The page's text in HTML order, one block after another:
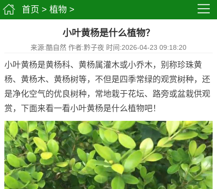
首页 > 植物 >
小叶黄杨是什么植物？
来源:酷自然 作者:黔子夜 时间:2026-04-23 09:18:20
小叶黄杨是黄杨科、黄杨属灌木或小乔木，别称珍珠黄
杨、黄杨木、黄杨树等，不但是四季常绿的观赏树种，还
是净化空气的优良树种，常地栽于花坛、路旁或盆栽供观
赏，下面来看一看小叶黄杨是什么植物吧！